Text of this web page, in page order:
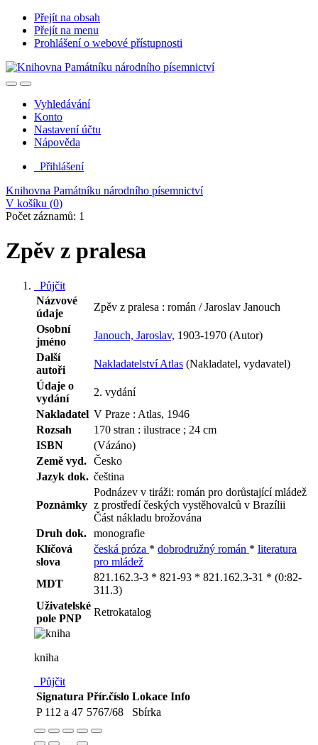
Přejít na obsah
Přejít na menu
Prohlášení o webové přístupnosti
Vyhledávání
Konto
Nastavení účtu
Nápověda
Přihlášení
Knihovna Památníku národního písemnictví
V košíku (0)
Počet záznamů: 1
Zpěv z pralesa
Půjčit
Názvové
údaje
Zpěv z pralesa : román / Jaroslav Janouch
Osobní
jméno
Janouch, Jaroslav, 1903-1970 (Autor)
Další
autoři
Nakladatelství Atlas (Nakladatel, vydavatel)
Údaje o
vydání
2. vydání
Nakladatel V Praze : Atlas, 1946
Rozsah
170 stran : ilustrace ; 24 cm
ISBN
(Vázáno)
Země vyd. Česko
Jazyk dok. čeština
Poznámky
Podnázev v tiráži: román pro dorůstající mládež
z prostředí českých vystěhovalců v Brazílii
Část nákladu brožována
Druh dok. monografie
Klíčová
slova
česká próza * dobrodružný román * literatura
pro mládež
MDT
821.162.3-3 * 821-93 * 821.162.3-31 * (0:82-
311.3)
Uživatelské
pole PNP
Retrokatalog
kniha
Půjčit
Signatura Přír.číslo Lokace Info
P 112 a 47 5767/68 Sbírka